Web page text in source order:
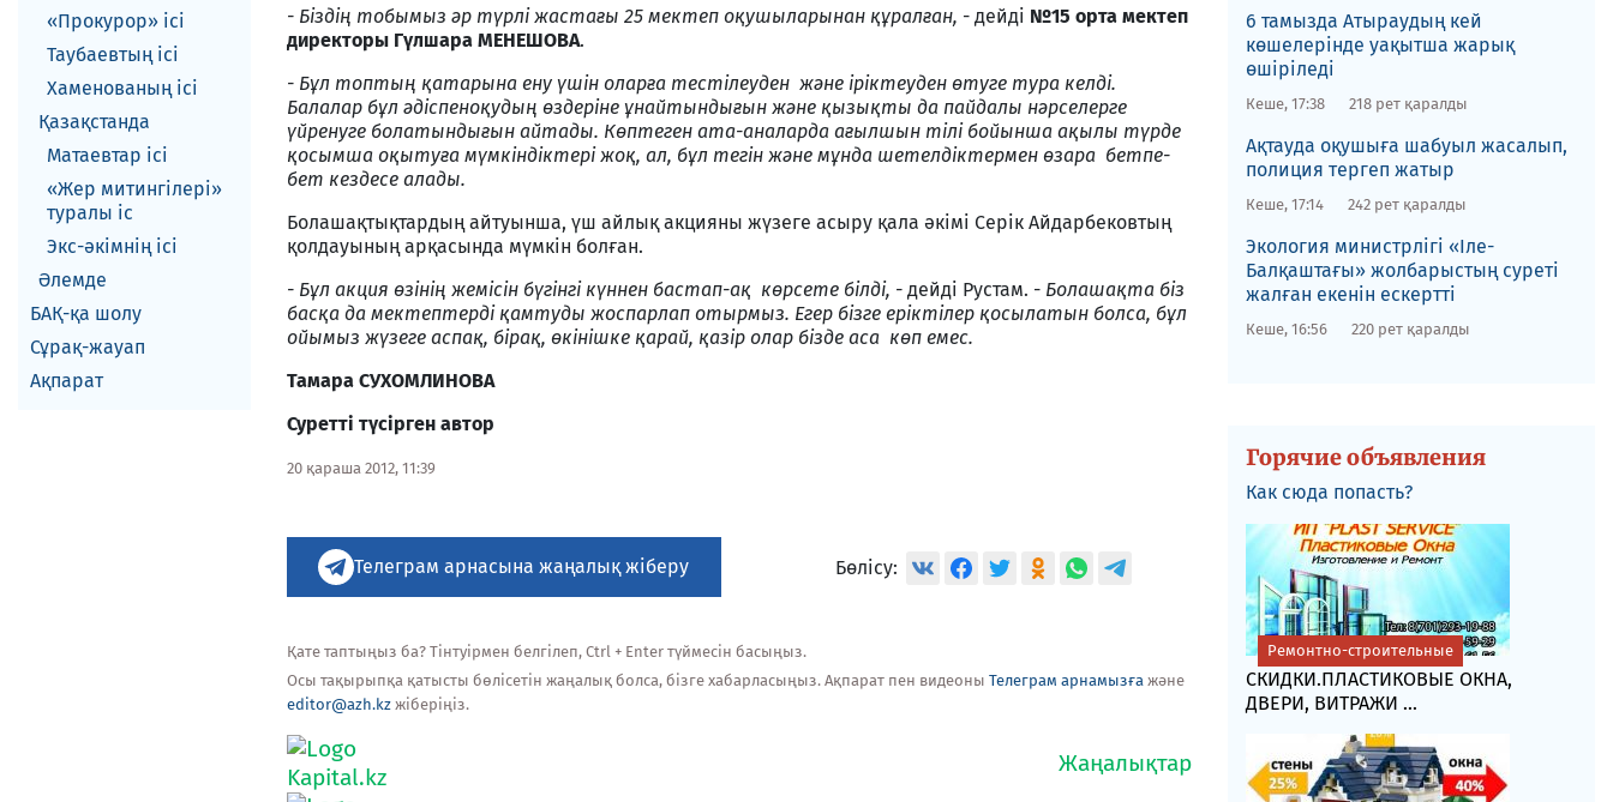
«Прокурор» ісі
Таубаевтың ісі
Хаменованың ісі
Қазақстанда
Матаевтар ici
«Жер митингілері»
туралы іс
Экс-әкiмнiң iсi
Әлемде
БАҚ-қа шолу
Сұрақ-жауап
Ақпарат
- Біздің тобымыз әр түрлі жастағы 25 мектеп оқушыларынан құралған, - дейді №15 орта мектеп
директоры Гүлшара МЕНЕШОВА.
- Бұл топтың қатарына ену үшін оларға тестілеуден және іріктеуден өтуге тура келді.
Балалар бұл әдіспеноқудың өздеріне ұнайтындығын және қызықты да пайдалы нәрселерге
үйренуге болатындығын айтады. Көптеген ата-аналарда ағылшын тілі бойынша ақылы түрде
қосымша оқытуға мүмкіндіктері жоқ, ал, бұл тегін және мұнда шетелдіктермен өзара бетпе-
бет кездесе алады.
Болашақтықтардың айтуынша, үш айлық акцияны жүзеге асыру қала әкімі Серік Айдарбековтың
қолдауының арқасында мүмкін болған.
- Бұл акция өзінің жемісін бүгінгі күннен бастап-ақ көрсете білді, - дейді Рустам. - Болашақта біз
басқа да мектептерді қамтуды жоспарлап отырмыз. Егер бізге еріктілер қосылатын болса, бұл
ойымыз жүзеге аспақ, бірақ, өкінішке қарай, қазір олар бізде аса көп емес.
Тамара СУХОМЛИНОВА
Суретті түсірген автор
20 қараша 2012, 11:39
Телеграм арнасына жаңалық жіберу Бөлісу:
Қате таптыңыз ба? Тінтуірмен белгілеп, Ctrl + Enter түймесін басыңыз.
Осы тақырыпқа қатысты бөлісетін жаңалық болса, бізге хабарласыңыз. Ақпарат пен видеоны Телеграм арнамызға және
editor@azh.kz жіберіңіз.
6 тамызда Атыраудың кей
көшелерінде уақытша жарық
өшіріледі
Кеше, 17:38 218 рет қаралды
Ақтауда оқушыға шабуыл жасалып,
полиция тергеп жатыр
Кеше, 17:14 242 рет қаралды
​Экология министрлігі «Іле-
Балқаштағы» жолбарыстың суреті
жалған екенін ескертті
Кеше, 16:56 220 рет қаралды
Горячие объявления
Как сюда попасть?
СКИДКИ.ПЛАСТИКОВЫЕ ОКНА,
ДВЕРИ, ВИТРАЖИ ...
Ремонтно-строительные